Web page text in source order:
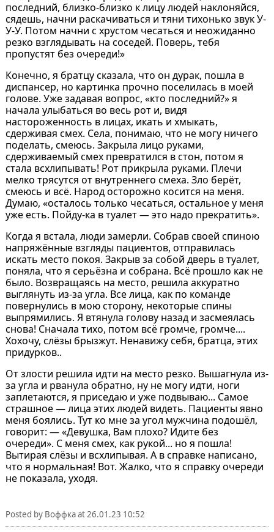
последний, близко-близко к лицу людей наклоняйся,
сядешь, начни раскачиваться и тяни тихонько звук У-
У-У. Потом начни с хрустом чесаться и неожиданно
резко взглядывать на соседей. Поверь, тебя
пропустят без очереди!»
Конечно, я братцу сказала, что он дурак, пошла в
диспансер, но картинка прочно поселилась в моей
голове. Уже задавая вопрос, «кто последний?» я
начала улыбаться во весь рот и, видя
настороженность в лицах, икать и хмыкать,
сдерживая смех. Села, понимаю, что не могу ничего
поделать, смеюсь. Закрыла лицо руками,
сдерживаемый смех превратился в стон, потом я
стала всхлипывать! Рот прикрыла руками. Плечи
мелко трясутся от внутреннего смеха. Зло берёт,
смеюсь и всё. Народ осторожно косится на меня.
Думаю, «осталось только чесаться, остальное у меня
уже есть. Пойду-ка в туалет — это надо прекратить».
Когда я встала, люди замерли. Собрав своей спиною
напряжённые взгляды пациентов, отправилась
искать место покоя. Закрыв за собой дверь в туалет,
поняла, что я серьёзна и собрана. Всё прошло как не
было. Возвращаясь на место, решила аккуратно
выглянуть из-за угла. Все лица, как по команде
повернулись в мою сторону, некоторые спины
выпрямились. Я втянула голову назад и засмеялась
снова! Сначала тихо, потом всё громче, громче....
Хохочу, слёзы брызжут. Ненавижу себя, братца, этих
придурков..
От злости решила идти на место резко. Вышагнула из-
за угла и рванула обратно, ну не могу идти, ноги
заплетаются, я приседаю и уже подвываю... Самое
страшное — лица этих людей видеть. Пациенты явно
меня боялись. Тут ко мне за угол мужчина подошёл,
говорит: — «Девушка, Вам плохо? Идите без
очереди». С меня смех, как рукой... но я пошла!
Вытирая слёзы и всхлипывая. А в справке написано,
что я нормальная! Вот. Жалко, что я справку очереди
не показала, уходя.
Posted by Воффкаat 26.01.23 10:52